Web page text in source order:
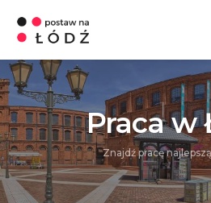
Praca w
Znajdź pracę